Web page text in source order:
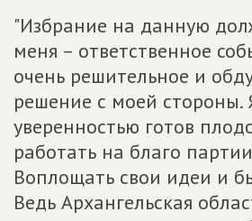
"Избрание на данную
меня – ответственное
очень решительное и
решение с моей стороны.
уверенностью готов
работать на благо
Воплощать свои идеи и
Ведь Архангельская